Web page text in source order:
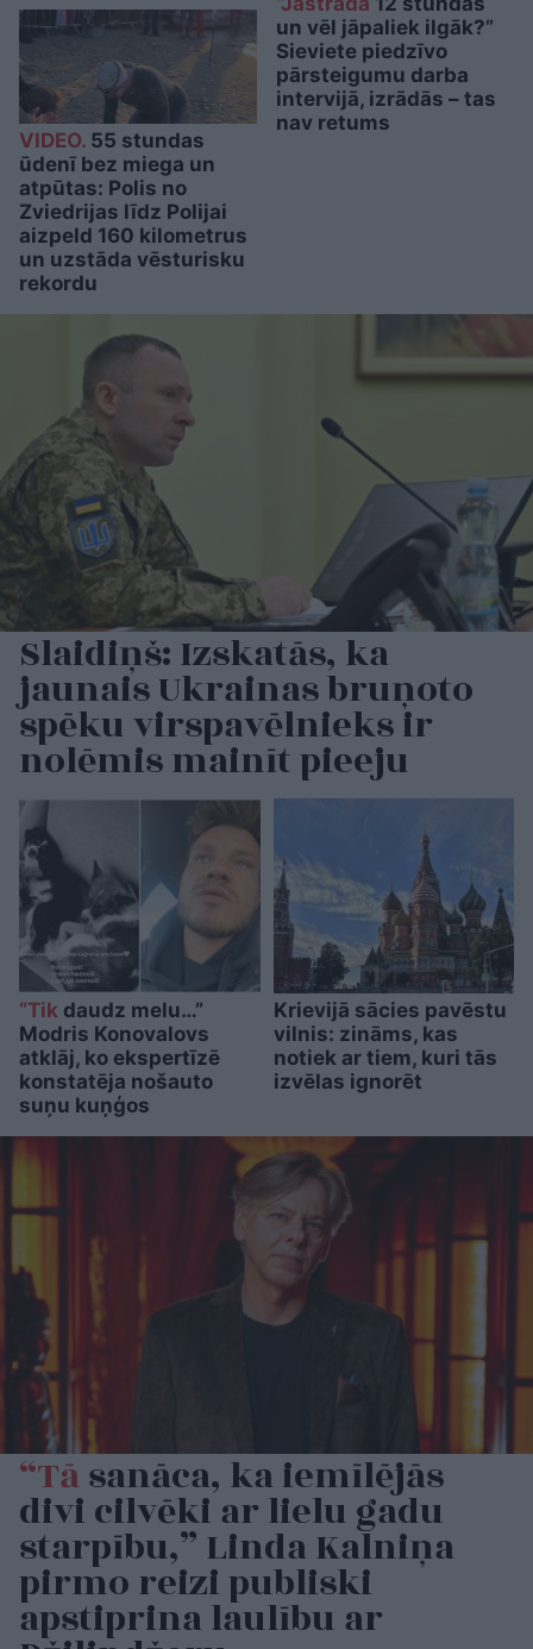
VIDEO. 55 stundas
ūdenī bez miega un
atpūtas: Polis no
Zviedrijas līdz Polijai
aizpeld 160 kilometrus
un uzstāda vēsturisku
rekordu
un vēl jāpaliek ilgāk?”
Sieviete piedzīvo
pārsteigumu darba
intervijā, izrādās – tas
nav retums
Slaidiņš: Izskatās, ka
jaunais Ukrainas bruņoto
spēku virspavēlnieks ir
nolēmis mainīt pieeju
“Tik daudz melu…”
Modris Konovalovs
atklāj, ko ekspertīzē
konstatēja nošauto
suņu kuņģos
Krievijā sācies pavēstu
vilnis: zināms, kas
notiek ar tiem, kuri tās
izvēlas ignorēt
“Tāsanāca, ka iemīlējās
divi cilvēki ar lielu gadu
starpību,” Linda Kalniņa
pirmo reizi publiski
apstiprina laulību ar